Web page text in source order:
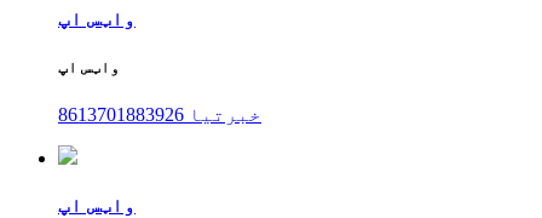
واټس اپ
واټس اپ
8613701883926 خبرتیا
واټس اپ